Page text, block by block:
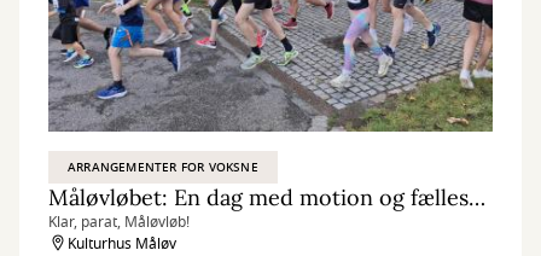
ARRANGEMENTER FOR VOKSNE
Måløvløbet: En dag med motion og fællesskab
Klar, parat, Måløvløb!
Kulturhus Måløv